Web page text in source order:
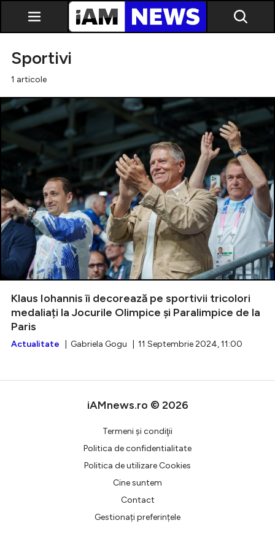
Exclusiv
Sportivi
1 articole
Klaus Iohannis îi decorează pe sportivii tricolori
medaliați la Jocurile Olimpice și Paralimpice de la
Paris
Actualitate | Gabriela Gogu | 11 Septembrie 2024, 11:00
iAMnews.ro © 2026
Termeni şi condiţii
Politica de confidentialitate
Politica de utilizare Cookies
Cine suntem
Contact
Gestionați preferințele